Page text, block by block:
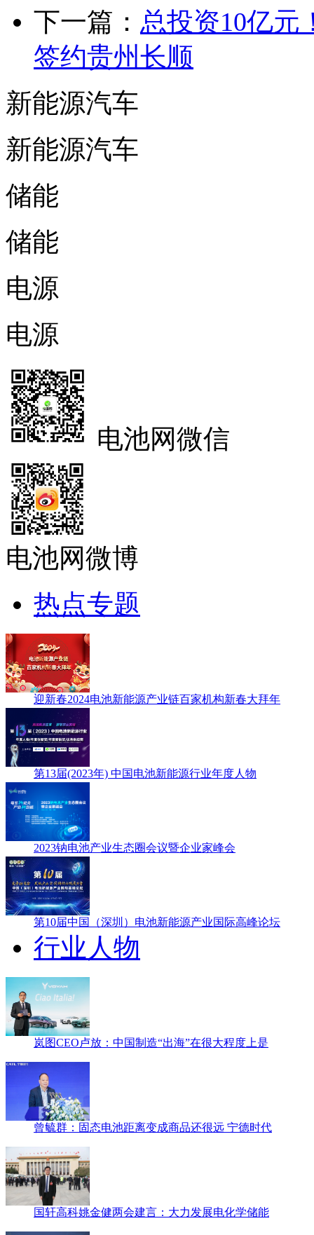
下一篇： 总投资10亿元
签约贵州长顺
新能源汽车
新能源汽车
储能
储能
电源
电源
电池网微信
电池网微博
热点专题
迎新春2024电池新能源产业链百家机构新春大拜年
第13届(2023年) 中国电池新能源行业年度人物
2023钠电池产业生态圈会议暨企业家峰会
第10届中国（深圳）电池新能源产业国际高峰论坛
行业人物
岚图CEO卢放：中国制造“出海”在很大程度上是
曾毓群：固态电池距离变成商品还很远 宁德时代
国轩高科姚金健两会建言：大力发展电化学储能